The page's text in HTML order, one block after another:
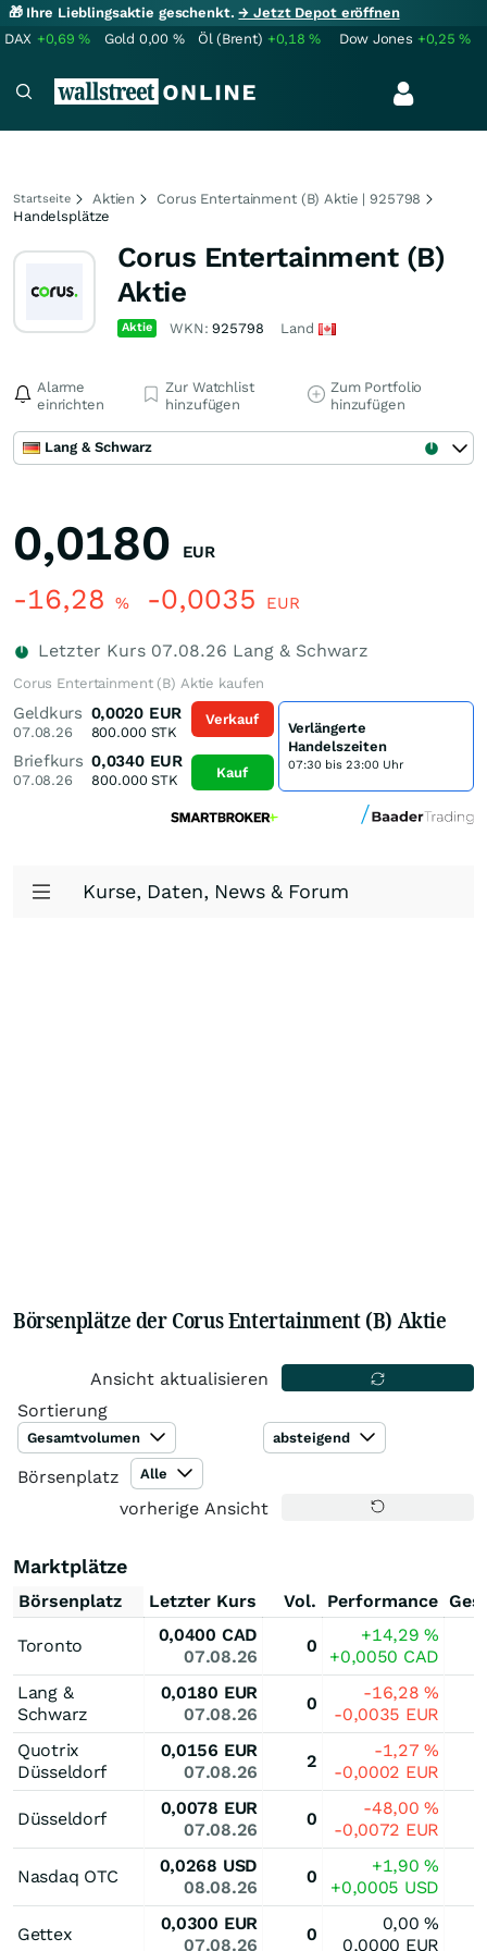
🎁 Ihre Lieblingsaktie geschenkt.→ Jetzt Depot eröffnen
DAX +0,69% Gold 0,00 % Öl (Brent) +0,18% Dow Jones +0,25%
Startseite Aktien
Corus Entertainment (B) Aktie | 925798
Handelsplätze
Corus Entertainment (B)
Aktie
Aktie WKN:925798 Land
Alarme
einrichten
Zur Watchlist
hinzufügen
Zum Portfolio
hinzufügen
Lang & Schwarz
0,0180 EUR
-16,28 % -0,0035 EUR
Letzter Kurs 07.08.26 Lang & Schwarz
Corus Entertainment (B) Aktie kaufen
Geldkurs
07.08.26
0,0020 EUR
800.000STK
Briefkurs
07.08.26
0,0340 EUR
800.000STK
Verkauf
Kauf
Verlängerte
Handelszeiten
07:30 bis 23:00 Uhr
Kurse, Daten, News & Forum
Börsenplätze der Corus Entertainment (B) Aktie
Ansicht aktualisieren
Sortierung
Gesamtvolumen absteigend
Börsenplatz Alle
vorherige Ansicht
Marktplätze
Börsenplatz Letzter Kurs Vol. Performance
Toronto
0,0400 CAD
07.08.26
0
+14,29%
+0,0050 CAD
Lang &
Schwarz
0,0180 EUR
07.08.26
0
-16,28%
-0,0035 EUR
Quotrix
Düsseldorf
0,0156 EUR
07.08.26
2
-1,27%
-0,0002 EUR
Düsseldorf
0,0078 EUR
07.08.26
0
-48,00%
-0,0072 EUR
Nasdaq OTC
0,0268 USD
08.08.26
0
+1,90%
+0,0005 USD
Gettex
0,0300 EUR
07.08.26
0
0,00%
0,0000 EUR